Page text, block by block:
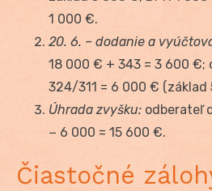
1 000 €.
20. 6. – dodanie a
18 000 € + 343 = 3 600 €;
324/311 = 6 000 € (základ
Úhrada zvyšku: odberateľ
− 6 000 = 15 600 €.
Čiastočné